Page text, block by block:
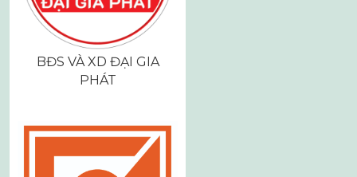
BĐS VÀ XD ĐẠI GIA
PHÁT